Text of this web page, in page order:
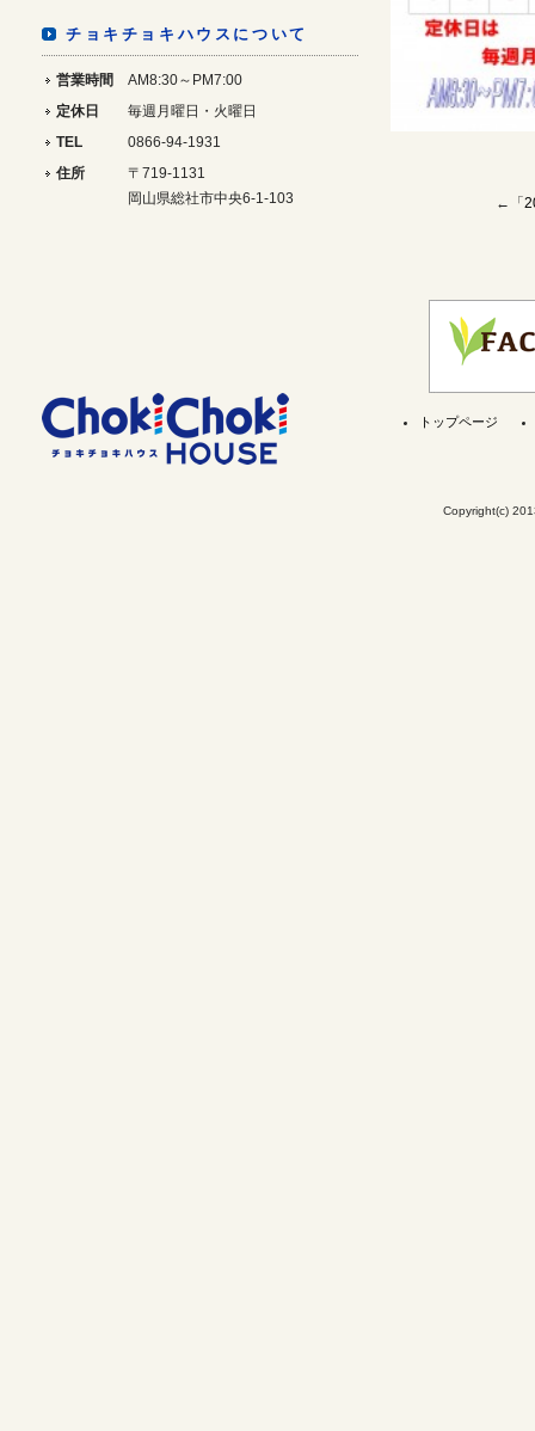
←「
チョキチョキハウスについて
営業時間
AM8:30～PM7:00
定休日
毎週月曜日・火曜日
TEL
0866-94-1931
住所
〒719-1131
岡山県総社市中央6-1-103
トップページ
Copyright(c)